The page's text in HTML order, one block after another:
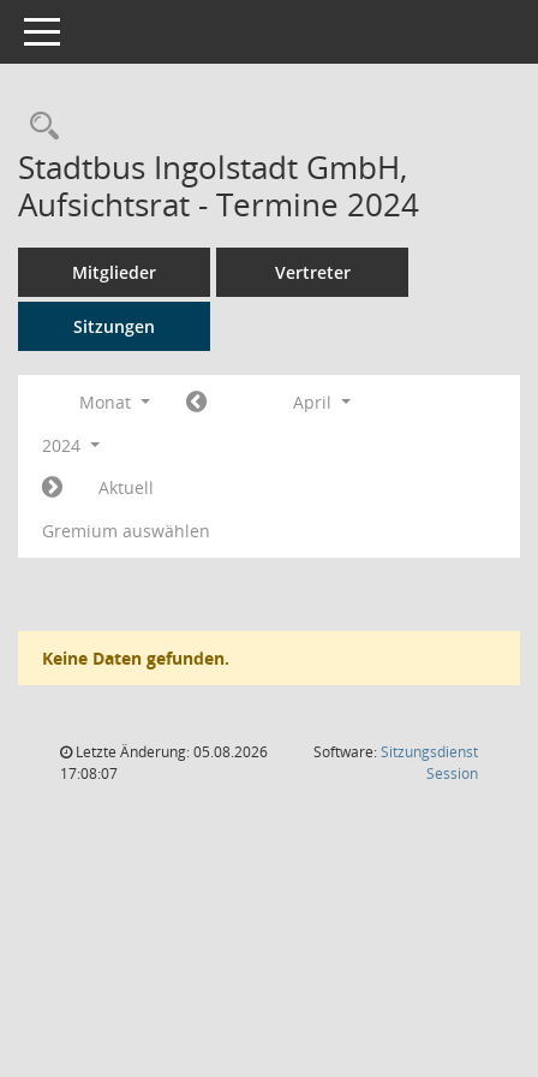
Toggle navigation
Rechercheauswahl
Stadtbus Ingolstadt GmbH,
Aufsichtsrat - Termine 2024
Mitglieder Vertreter
Sitzungen
Monat
April
2024
Aktuell
Gremium auswählen
Keine Daten gefunden.
Letzte Änderung: 05.08.2026
17:08:07
Software:Sitzungsdienst
Session(Wird in